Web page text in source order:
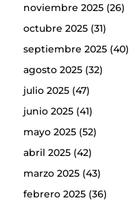
noviembre 2025(26)
octubre 2025(31)
septiembre 2025(40)
agosto 2025(32)
julio 2025(47)
junio 2025(41)
mayo 2025(52)
abril 2025(42)
marzo 2025(43)
febrero 2025(36)